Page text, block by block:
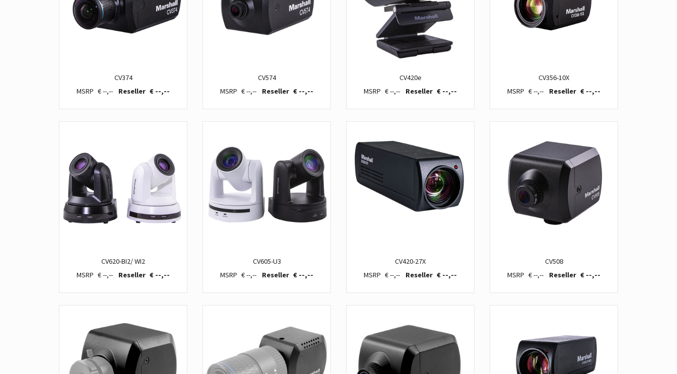
CV374
€ --,--
€ --,--
CV574
€ --,--
€ --,--
CV420e
€ --,--
€ --,--
CV356-10X
€ --,--
€ --,--
CV620-BI2/ WI2
€ --,--
€ --,--
CV605-U3
€ --,--
€ --,--
CV420-27X
€ --,--
€ --,--
CV508
€ --,--
€ --,--